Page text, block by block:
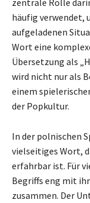
häufig verwendet,
aufgeladenen
Wort eine
Übersetzung als
wird nicht nur als
einem
der Popkultur.
In der polnischen
vielseitiges Wort,
erfahrbar ist. Für
Begriffs eng mit
zusammen. Der